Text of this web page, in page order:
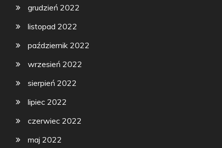
grudzień 2022
listopad 2022
październik 2022
wrzesień 2022
sierpień 2022
lipiec 2022
czerwiec 2022
maj 2022